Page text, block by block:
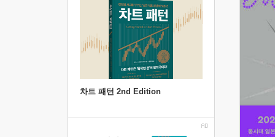
차트 패턴 2nd Edition